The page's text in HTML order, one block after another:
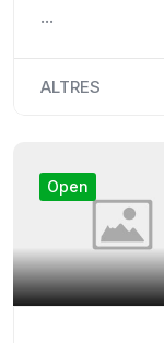
...
ALTRES
Open